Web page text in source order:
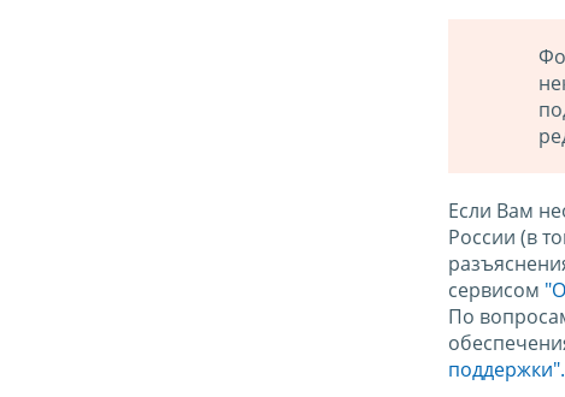
Если Вам
России (в
сервисом
По
поддержки".